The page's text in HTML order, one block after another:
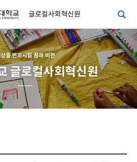
글로컬사회혁신원
을 변화시킬 꿈과 비전
글로컬사회혁신원